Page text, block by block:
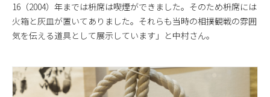
16（2004）年までは枡席は喫煙ができました。そのため枡席には
火箱と灰皿が置いてありました。それらも当時の相撲観戦の雰囲
気を伝える道具として展示しています」と中村さん。